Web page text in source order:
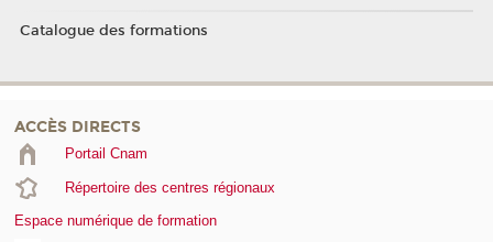
Catalogue des formations
ACCÈS DIRECTS
Portail Cnam
Répertoire des centres régionaux
Espace numérique de formation